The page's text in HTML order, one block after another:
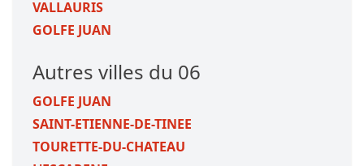
VALLAURIS
GOLFE JUAN
Autres villes du 06
GOLFE JUAN
SAINT-ETIENNE-DE-TINEE
TOURETTE-DU-CHATEAU